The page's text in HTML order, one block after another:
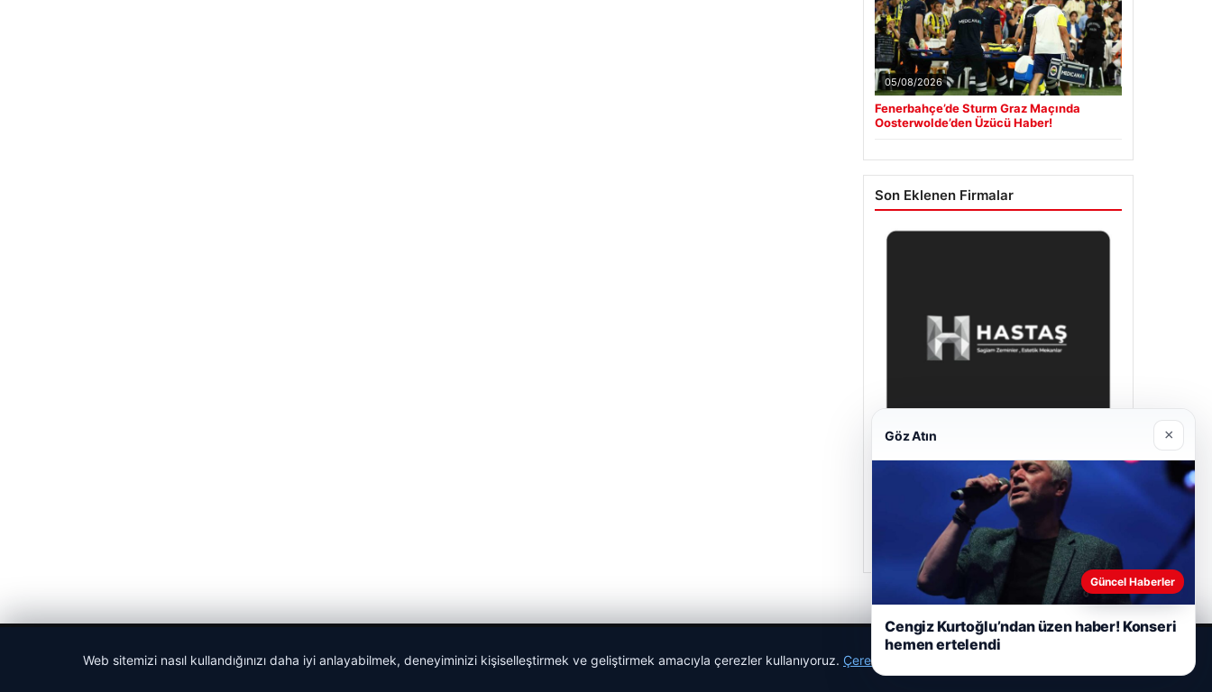
05/08/2026
Fenerbahçe’de Sturm Graz Maçında
Oosterwolde’den Üzücü Haber!
Son Eklenen Firmalar
Hastaş Beton
Web sitemizi nasıl kullandığınızı daha iyi anlayabilmek, deneyiminizi kişiselleştirmek ve geliştirmek amacıyla çerezler kullanıyoruz. Çerez Politikamız
Göz Atın ×
Güncel Haberler
Cengiz Kurtoğlu’ndan üzen haber! Konseri
hemen ertelendi